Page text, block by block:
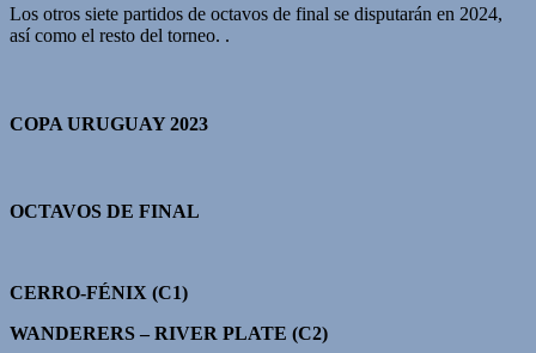
Los otros siete partidos de octavos de final se disputarán en 2024,
así como el resto del torneo. .
COPA URUGUAY 2023
OCTAVOS DE FINAL
CERRO-FÉNIX (C1)
WANDERERS – RIVER PLATE (C2)